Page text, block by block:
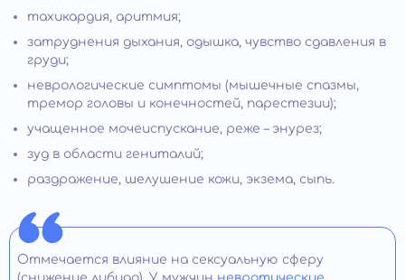
тахикардия, аритмия;
затруднения дыхания, одышка, чувство сдавления в
груди;
неврологические симптомы (мышечные спазмы,
тремор головы и конечностей, парестезии);
учащенное мочеиспускание, реже – энурез;
зуд в области гениталий;
раздражение, шелушение кожи, экзема, сыпь.
Отмечается влияние на сексуальную сферу